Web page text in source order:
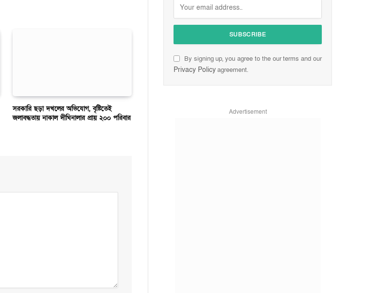
সরকারি ছড়া দখলের অভিযোগ, বৃষ্টিতেই
জলাবদ্ধতায় নাকাল দীঘিনালার প্রায় ২০০ পরিবার
By signing up, you agree to the our terms and our
Privacy Policyagreement.
Advertisement